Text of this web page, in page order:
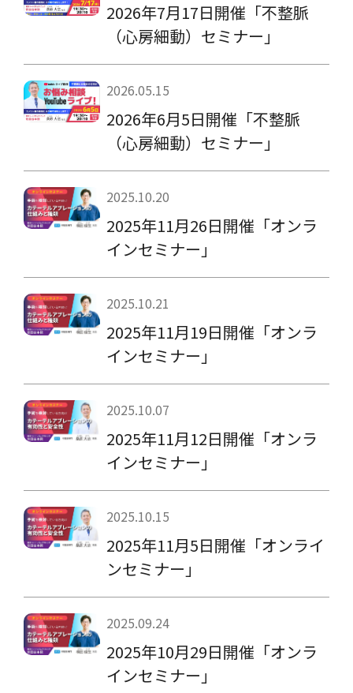
2026年7月17日開催「不整脈
（心房細動）セミナー」
2026.05.15
2026年6月5日開催「不整脈
（心房細動）セミナー」
2025.10.20
2025年11月26日開催「オンラ
インセミナー」
2025.10.21
2025年11月19日開催「オンラ
インセミナー」
2025.10.07
2025年11月12日開催「オンラ
インセミナー」
2025.10.15
2025年11月5日開催「オンライ
ンセミナー」
2025.09.24
2025年10月29日開催「オンラ
インセミナー」